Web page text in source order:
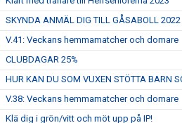
SKYNDA ANMÄL DIG TILL GÅSABOLL 2022
V.41: Veckans hemmamatcher och domare
CLUBDAGAR 25%
HUR KAN DU SOM VUXEN STÖTTA BARN
V.38: Veckans hemmamatcher och domare
Klä dig i grön/vitt och möt upp på IP!